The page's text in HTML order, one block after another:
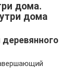
дома.
дома